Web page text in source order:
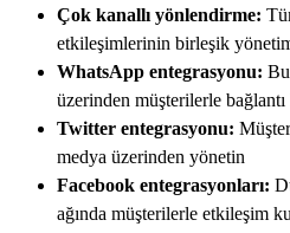
Çok kanallı yönlendirme:
etkileşimlerinin birleşik
WhatsApp entegrasyonu:
üzerinden müşterilerle
Twitter entegrasyonu:
medya üzerinden yönetin
Facebook entegrasyonları:
ağında müşterilerle etkileşim